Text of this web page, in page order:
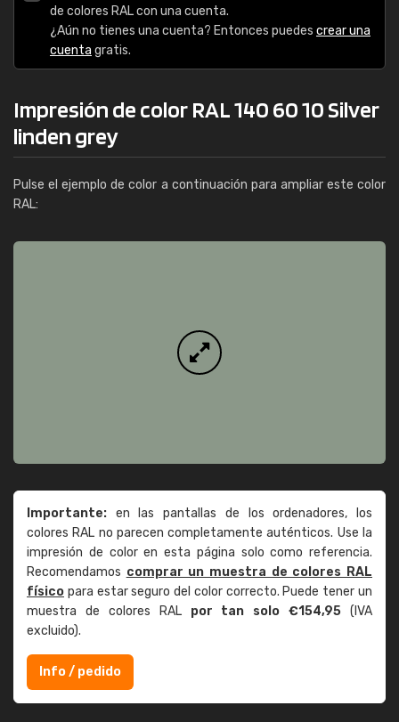
de colores RAL con una cuenta.
¿Aún no tienes una cuenta? Entonces puedes crear una
cuenta gratis.
Impresión de color RAL 140 60 10 Silver
linden grey
Pulse el ejemplo de color a continuación para ampliar este color
RAL:
Importante: en las pantallas de los ordenadores, los
colores RAL no parecen completamente auténticos. Use la
impresión de color en esta página solo como referencia.
Recomendamos comprar un muestra de colores RAL
físico para estar seguro del color correcto. Puede tener un
muestra de colores RAL por tan solo €154,95 (IVA
excluido).
Info / pedido